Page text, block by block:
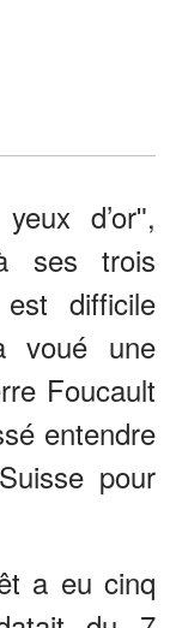
d’orʺ,
ses trois
difficile
voué une
Foucault
entendre
pour
a eu cinq